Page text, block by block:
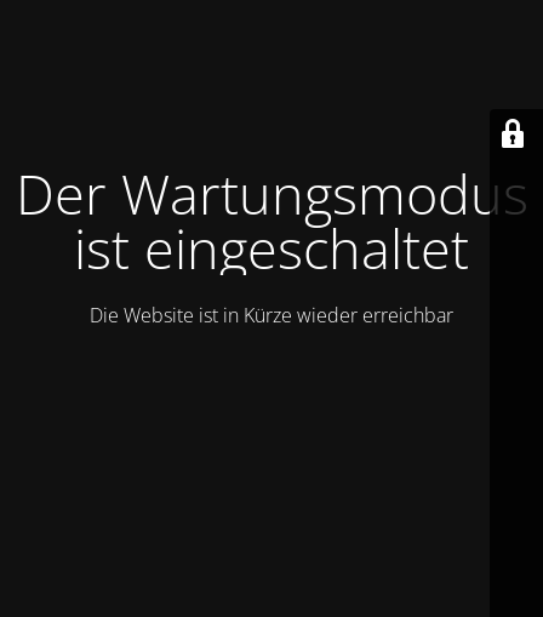
Der Wartungsmodus
ist eingeschaltet
Die Website ist in Kürze wieder erreichbar